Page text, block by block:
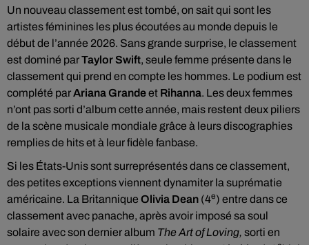
Un nouveau classement est tombé, on sait qui sont les
artistes féminines les plus écoutées au monde depuis le
début de l’année 2026. Sans grande surprise, le classement
est dominé parTaylor Swift, seule femme présente dans le
classement qui prend en compte les hommes. Le podium est
complété parAriana Grandeet Rihanna. Les deux femmes
n’ont pas sorti d’album cette année, mais restent deux piliers
de la scène musicale mondiale grâce à leurs discographies
remplies de hits et à leur fidèle fanbase.
Si les États-Unis sont surreprésentés dans ce classement,
des petites exceptions viennent dynamiter la suprématie
américaine. La Britannique Olivia Dean (4e) entre dans ce
classement avec panache, après avoir imposé sa soul
solaire avec son dernier album The Art of Loving, sorti en